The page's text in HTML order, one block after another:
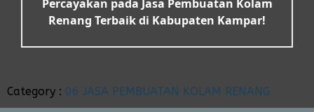
Percayakan pada Jasa Pembuatan Kolam
Renang Terbaik di Kabupaten Kampar!
Category : 06 JASA PEMBUATAN KOLAM RENANG